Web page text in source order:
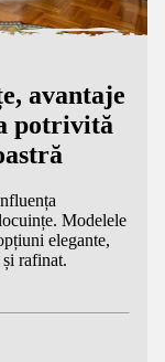
avantaje
potrivită
Modelele
elegante,
rafinat.